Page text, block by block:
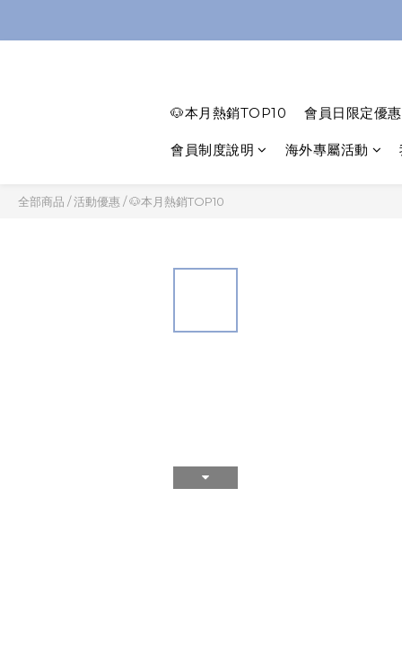
🐶本月熱銷TOP10 會員日限定優
會員制度說明 海外專屬活動
全部商品 /活動優惠 /🐶本月熱銷TOP10